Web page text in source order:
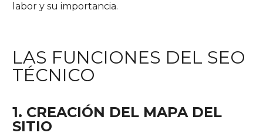
labor y su importancia.
LAS FUNCIONES DEL SEO
TÉCNICO
1. CREACIÓN DEL MAPA DEL
SITIO